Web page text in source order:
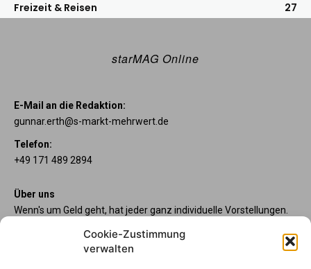
Cookie-Zustimmung
verwalten
Freizeit & Reisen
27
starMAG Online
E-Mail an die Redaktion:
gunnar.erth@s-markt-mehrwert.de
Telefon:
+49 171 489 2894
Über uns
Wenn's um Geld geht, hat jeder ganz individuelle Vorstellungen.
unsere starpac-Konten genau das Richtige für Sie. Die vier
Kontomodelle starpac x-tension, classic, plus und premium